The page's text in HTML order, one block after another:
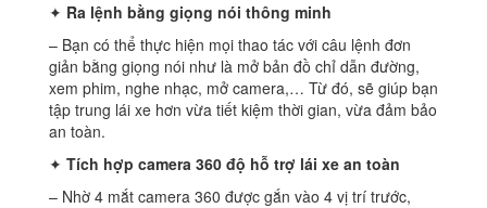
✦ Ra lệnh bằng giọng nói thông minh
– Bạn có thể thực hiện mọi thao tác với câu lệnh đơn
giản bằng giọng nói như là mở bản đồ chỉ dẫn đường,
xem phim, nghe nhạc, mở camera,… Từ đó, sẽ giúp bạn
tập trung lái xe hơn vừa tiết kiệm thời gian, vừa đảm bảo
an toàn.
✦ Tích hợp camera 360 độ hỗ trợ lái xe an toàn
– Nhờ 4 mắt camera 360 được gắn vào 4 vị trí trước,